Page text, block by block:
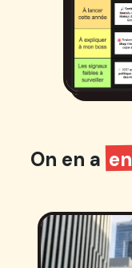
On en a